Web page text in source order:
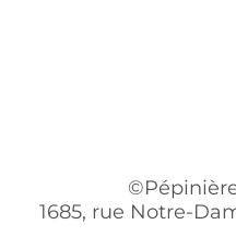
1685, rue Notre-